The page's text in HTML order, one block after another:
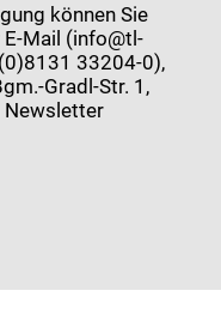
können Sie
Mail (info@tl-
33204-0),
Gradl-Str. 1,
Newsletter